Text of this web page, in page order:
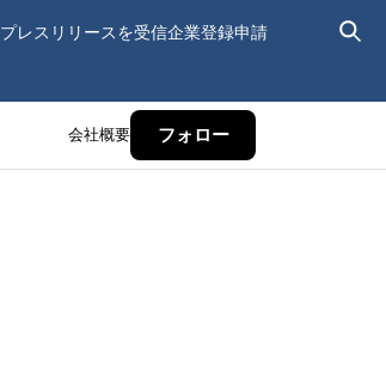
プレスリリースを受信企業登録申請
会社概要 フォロー